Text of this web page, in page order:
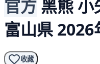
官方 黑熊 小
富山県 2026
收藏